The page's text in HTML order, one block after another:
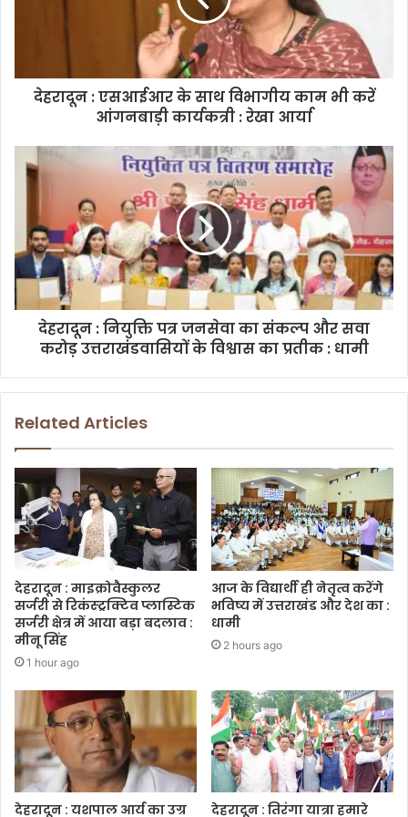
देहरादून : एसआईआर के साथ विभागीय काम भी करें
आंगनबाड़ी कार्यकत्री : रेखा आर्या
देहरादून : नियुक्ति पत्र जनसेवा का संकल्प और सवा
करोड़ उत्तराखंडवासियों के विश्वास का प्रतीक : धामी
Related Articles
देहरादून : माइक्रोवैस्कुलर
सर्जरी से रिकंस्ट्रक्टिव प्लास्टिक
सर्जरी क्षेत्र में आया बड़ा बदलाव :
मीनू सिंह
1 hour ago
आज के विद्यार्थी ही नेतृत्व करेंगे
भविष्य में उत्तराखंड और देश का :
धामी
2 hours ago
देहरादून : यशपाल आर्य का उग्र देहरादून : तिरंगा यात्रा हमारे